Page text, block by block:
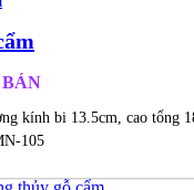
kính bi 13.5cm, cao tổng
105